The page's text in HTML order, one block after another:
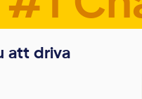
att driva